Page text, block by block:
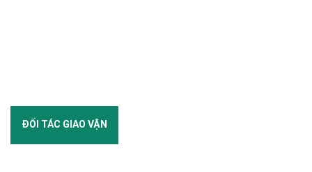
ĐỐI TÁC GIAO VẬN